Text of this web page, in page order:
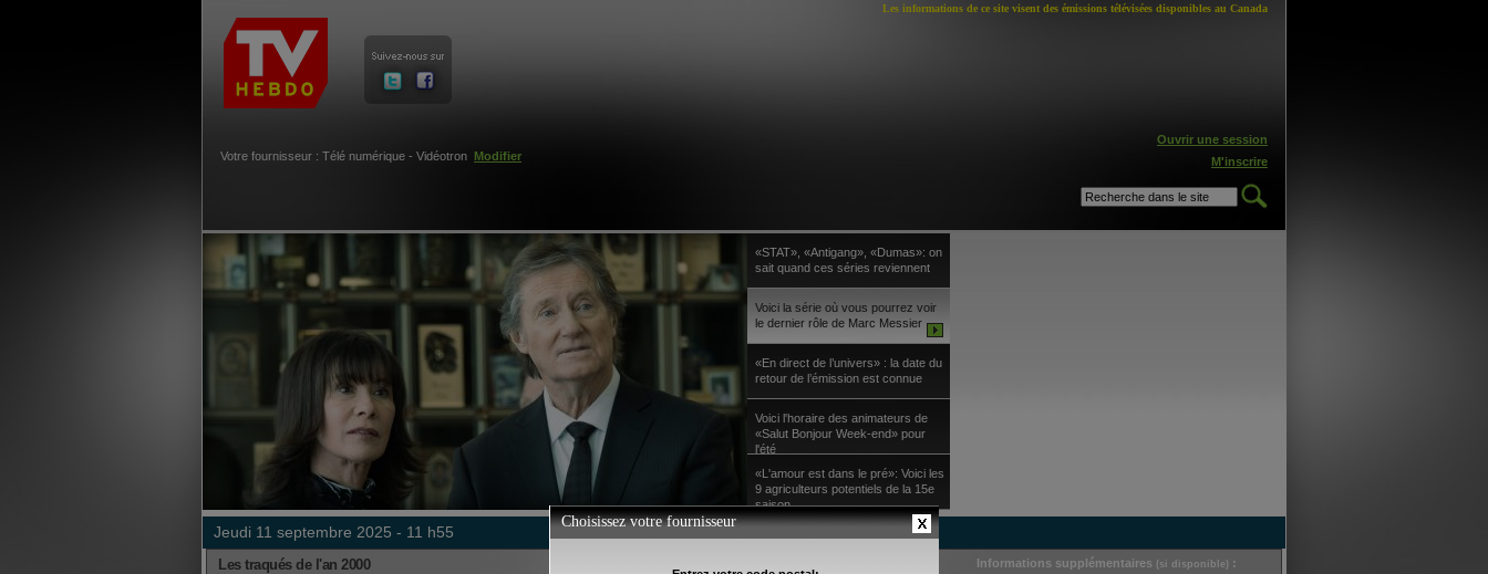
Les informations de ce site visent des émissions télévisées disponibles au Canada
Votre fournisseur : Télé numérique - Vidéotron Modifier
Ouvrir une session
M'inscrire
«STAT», «Antigang», «Dumas»: on
sait quand ces séries reviennent
Voici la série où vous pourrez voir
le dernier rôle de Marc Messier
«En direct de l’univers» : la date du
retour de l’émission est connue
Voici l'horaire des animateurs de
«Salut Bonjour Week-end» pour
l'été
«L'amour est dans le pré»: Voici les
9 agriculteurs potentiels de la 15e
saison
jeudi 11 septembre 2025 - 11 h55
Les traqués de l'an 2000 Informations supplémentaires (si disponible) :